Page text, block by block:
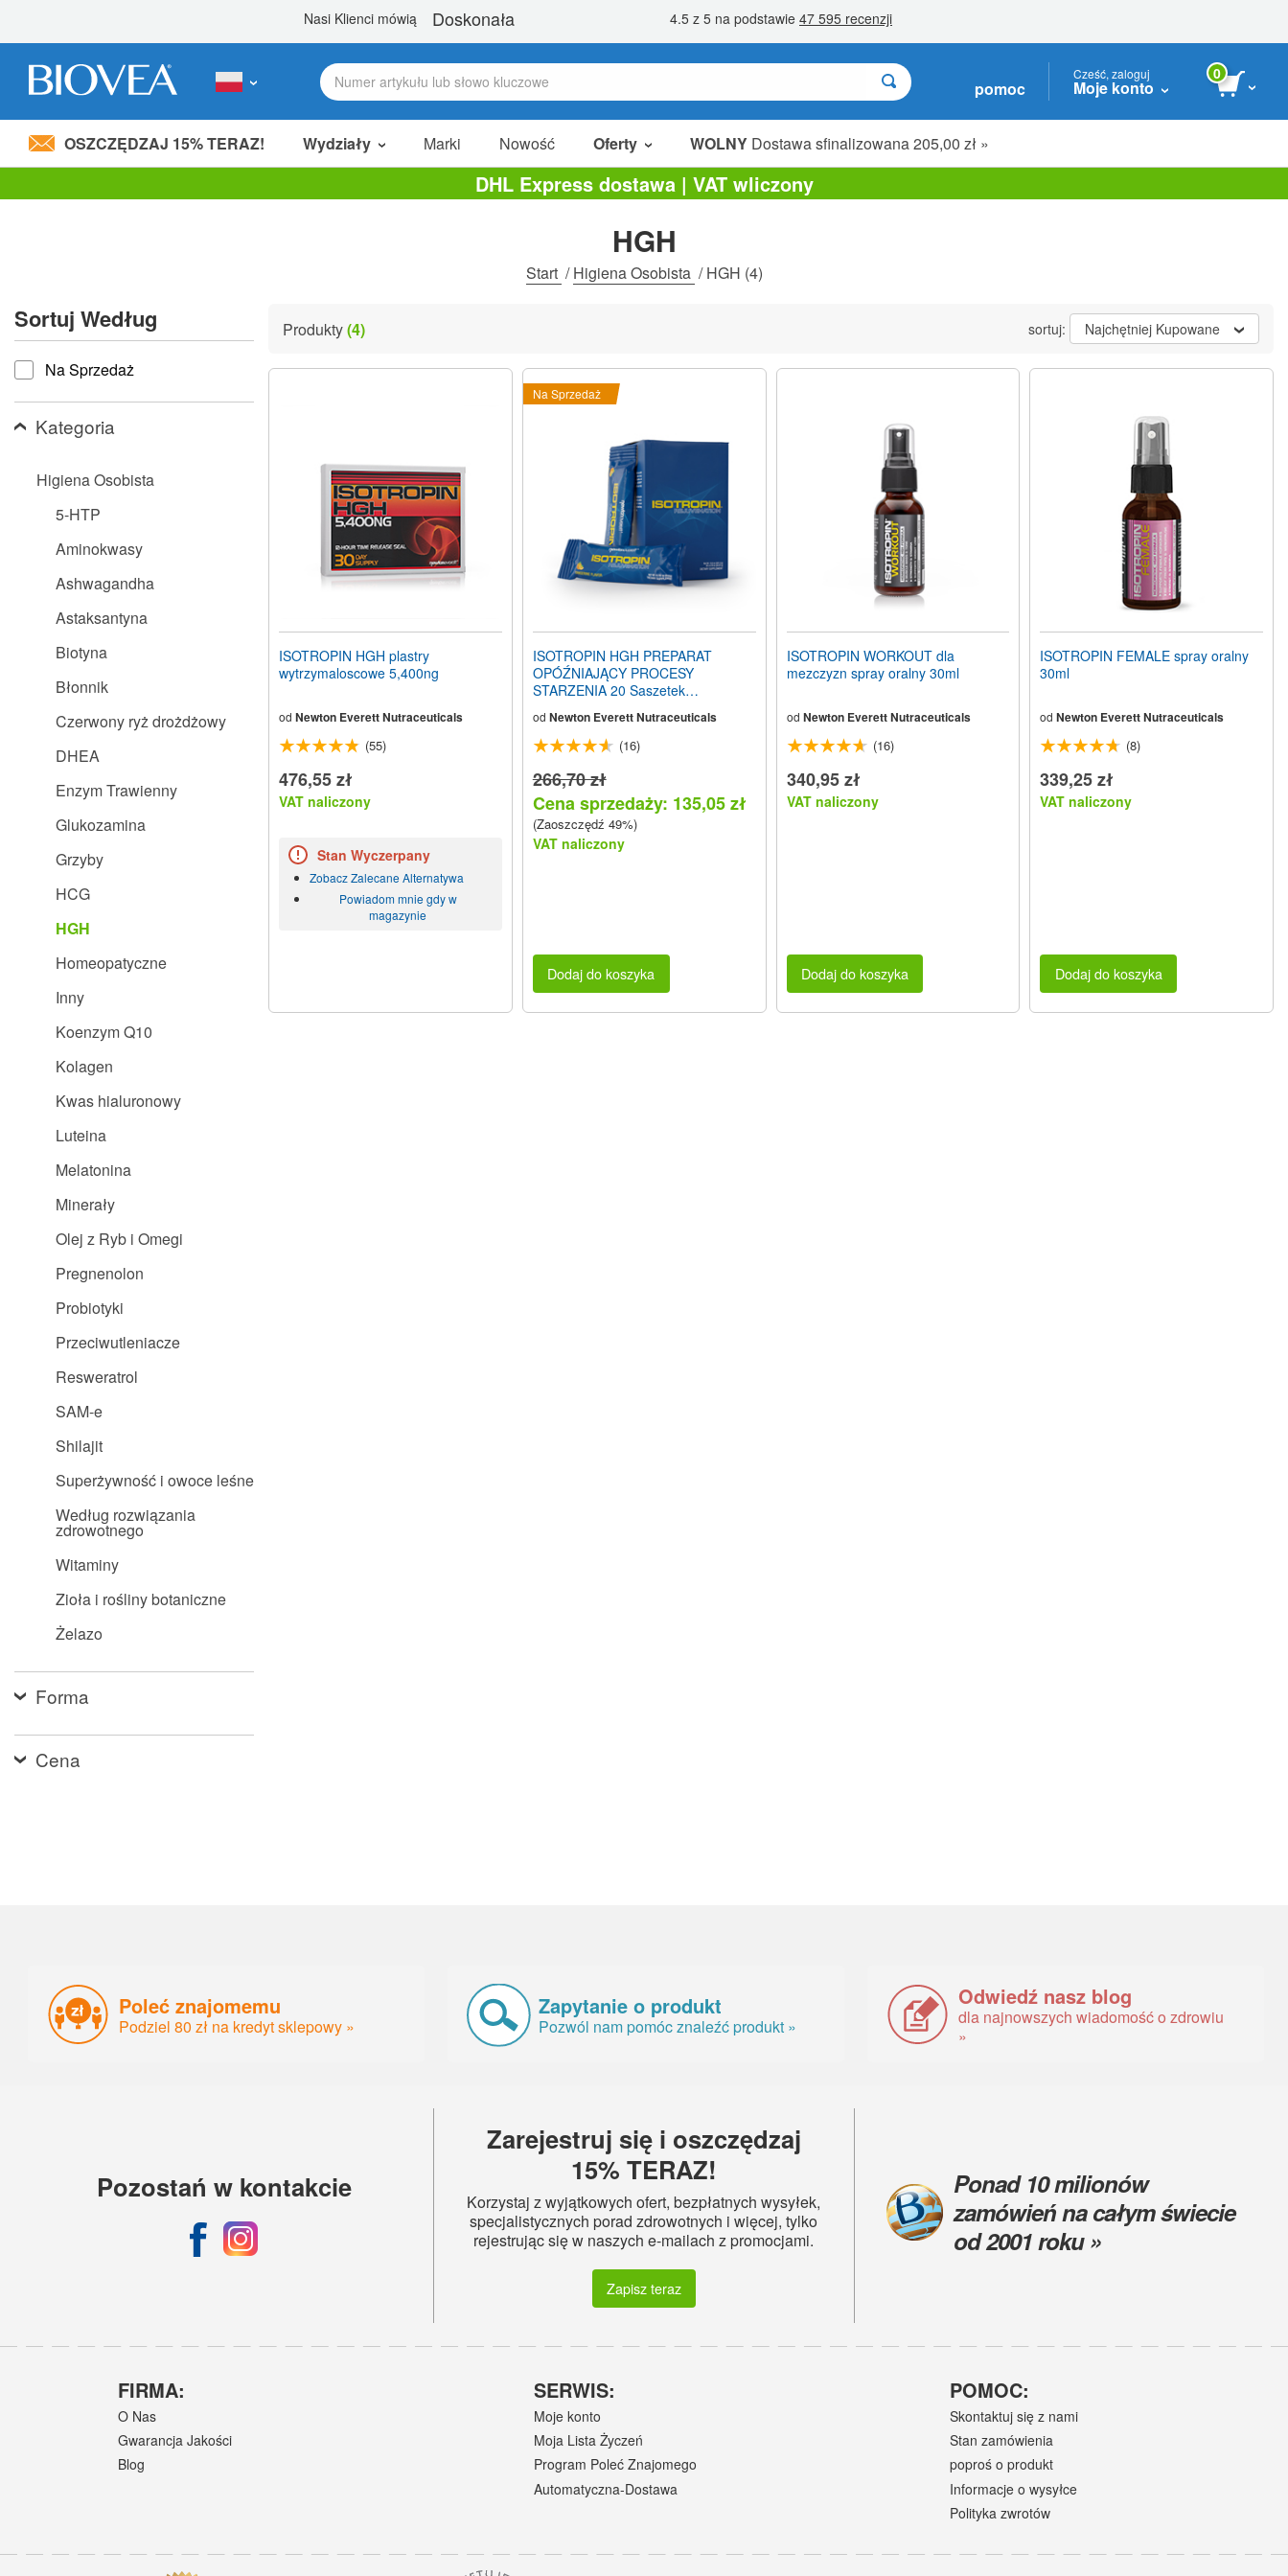
Uwaga:
dostępu.
Naciśnij
klawisze
Control-
aby
dostosować
stronę
niedowidzących,
korzystają
klawisze
otworzyć
dostępu.
pomoc
Cześć, zaloguj
Moje konto
0
OSZCZĘDZAJ 15% TERAZ! Wydziały Marki Nowość Oferty WOLNY Dostawa sfinalizowana 205,00 zł »
W Sprzedaży
Pakiety Promocyjne
Na Sprzedaż
DHL Express dostawa | VAT wliczony
HGH
Start /Higiena Osobista /HGH (4)
Sortuj Według
Sortuj według
Na Sprzedaż
Kategoria
Higiena Osobista
5-HTP
Aminokwasy
Ashwagandha
Astaksantyna
Biotyna
Błonnik
Czerwony ryż drożdżowy
DHEA
Enzym Trawienny
Glukozamina
Grzyby
HCG
HGH
Homeopatyczne
Inny
Koenzym Q10
Kolagen
Kwas hialuronowy
Luteina
Melatonina
Minerały
Olej z Ryb i Omegi
Pregnenolon
Probiotyki
Przeciwutleniacze
Resweratrol
SAM-e
Shilajit
Superżywność i owoce leśne
Według rozwiązania
zdrowotnego
Witaminy
Zioła i rośliny botaniczne
Żelazo
Forma
Cena
Produkty(4) sortuj: Najchętniej Kupowane
ISOTROPIN HGH plastry
wytrzymaloscowe 5,400ng
od Newton Everett Nutraceuticals
(55)
476,55 zł
VAT naliczony
Stan Wyczerpany
Zobacz Zalecane Alternatywa
Powiadom mnie gdy w
magazynie
Na Sprzedaż
ISOTROPIN HGH PREPARAT
OPÓŹNIAJĄCY PROCESY
STARZENIA 20 Saszetek
od Newton Everett Nutraceuticals
(16)
266,70 zł
Cena sprzedaży: 135,05 zł
(Zaoszczędź 49%)
VAT naliczony
Dodaj do koszyka
ISOTROPIN WORKOUT dla
mezczyzn spray oralny 30ml
od Newton Everett Nutraceuticals
(16)
340,95 zł
VAT naliczony
Dodaj do koszyka
ISOTROPIN FEMALE spray oralny
30ml
od Newton Everett Nutraceuticals
(8)
339,25 zł
VAT naliczony
Dodaj do koszyka
Poleć znajomemu
Podziel 80 zł na kredyt sklepowy »
Zapytanie o produkt
Pozwól nam pomóc znaleźć produkt »
Odwiedź nasz blog
dla najnowszych wiadomość o zdrowiu
»
Pozostań w kontakcie
Zarejestruj się i oszczędzaj
15% TERAZ!
Korzystaj z wyjątkowych ofert, bezpłatnych wysyłek,
specjalistycznych porad zdrowotnych i więcej, tylko
rejestrując się w naszych e-mailach z promocjami.
Zapisz teraz
Ponad 10 milionów
zamówień na całym świecie
od 2001 roku »
FIRMA:
O Nas
Gwarancja Jakości
Blog
SERWIS:
Moje konto
Moja Lista Życzeń
Program Poleć Znajomego
Automatyczna-Dostawa
POMOC:
Skontaktuj się z nami
Stan zamówienia
poproś o produkt
Informacje o wysyłce
Polityka zwrotów